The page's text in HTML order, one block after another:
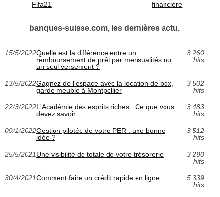
Fifa21
financière
banques-suisse.com, les dernières actu.
15/5/2022Quelle est la différence entre un
remboursement de prêt par mensualités ou
un seul versement ?
3 260
hits
13/5/2022Gagnez de l'espace avec la location de box,
garde meuble à Montpellier
3 502
hits
22/3/2022L'Académie des esprits riches : Ce que vous
devez savoir
3 483
hits
09/1/2022Gestion pilotée de votre PER : une bonne
idée ?
3 512
hits
25/5/2021Une visibilité de totale de votre trésorerie
3 290
hits
30/4/2021Comment faire un crédit rapide en ligne
5 339
hits